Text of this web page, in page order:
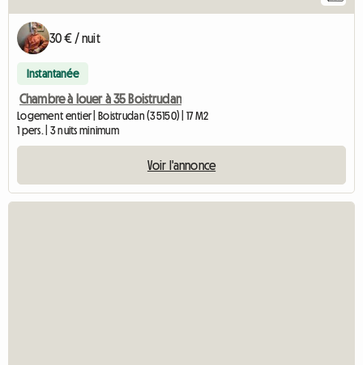
30 € / nuit
Instantanée
Chambre à louer à 35 Boistrudan
Logement entier | Boistrudan (35150) | 17 M2
1 pers. | 3 nuits minimum
Voir l'annonce